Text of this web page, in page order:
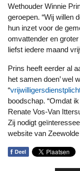
Wethouder Winnie Prins is blij dat deze avond in het leven is
geroepen. “Wij willen
hun inzet voor de
omvattender en
liefst iedere maand
Prins heeft eerder al aangegeven vanuit het motto ‘We moeten
het samen doen’ wel
“
boodschap. “Omdat
Renate Vos-Van
Zij nodigt
website van
f Deel